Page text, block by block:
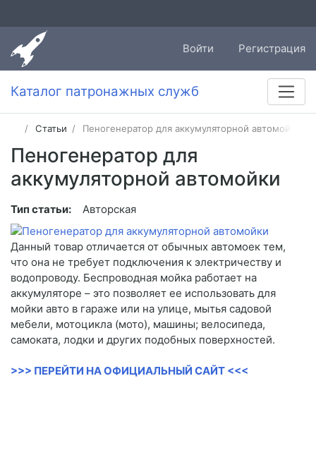
Войти Регистрация
Каталог патронажных служб
Статьи Пеногенератор для аккумуляторной автомойки
Пеногенератор для
аккумуляторной автомойки
Тип статьи: Авторская
Данный товар отличается от обычных автомоек тем,
что она не требует подключения к электричеству и
водопроводу. Беспроводная мойка работает на
аккумуляторе – это позволяет ее использовать для
мойки авто в гараже или на улице, мытья садовой
мебели, мотоцикла (мото), машины; велосипеда,
самоката, лодки и других подобных поверхностей.
>>> ПЕРЕЙТИ НА ОФИЦИАЛЬНЫЙ САЙТ <<<